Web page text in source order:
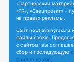
«Партнерский
«PR», «Спецпроект» -
на правах рекламы.
Сайт newkaliningrad.ru
файлы cookie.
с сайтом, вы
сбор и последующую
файлов cookie.